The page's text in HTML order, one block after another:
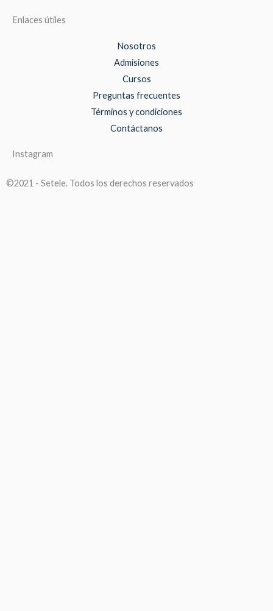
Enlaces útiles
Nosotros
Admisiones
Cursos
Preguntas frecuentes
Términos y condiciones
Contáctanos
Instagram
©2021 - Setele. Todos los derechos reservados